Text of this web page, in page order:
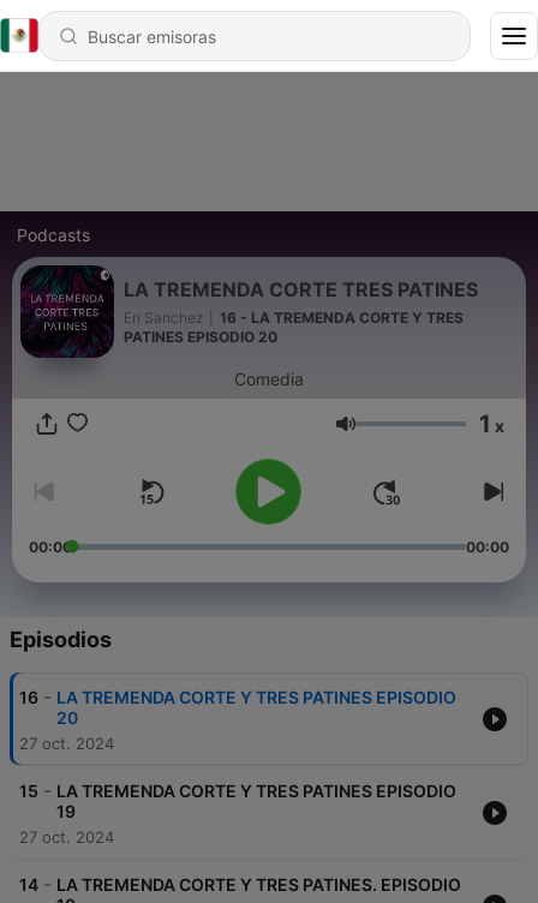
Podcasts
LA TREMENDA CORTE TRES PATINES
Eri Sanchez
16 - LA TREMENDA CORTE Y TRES
PATINES EPISODIO 20
Comedia
Volumen 1 x
00:00 00:00
Episodios
16 - LA TREMENDA CORTE Y TRES PATINES EPISODIO
20
27 oct. 2024
15 - LA TREMENDA CORTE Y TRES PATINES EPISODIO
19
27 oct. 2024
14 - LA TREMENDA CORTE Y TRES PATINES. EPISODIO